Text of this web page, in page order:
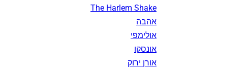
The Harlem Shake
אהבה
אולימפי
אונסקו
אורן ירוק